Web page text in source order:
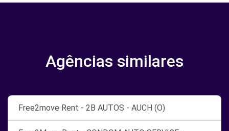
Agências similares
Free2move Rent - 2B AUTOS - AUCH (O)